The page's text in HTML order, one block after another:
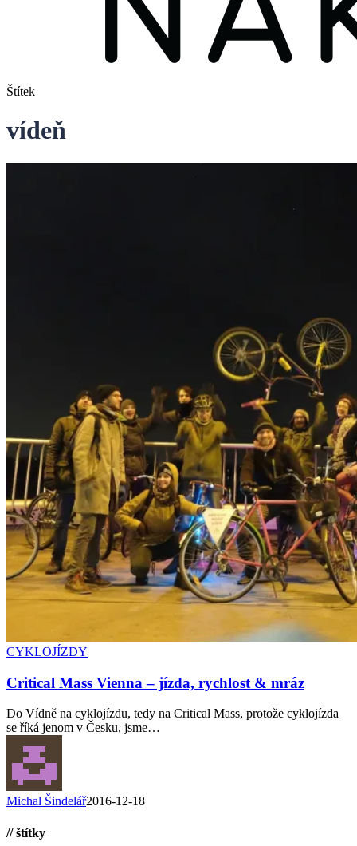
Štítek
vídeň
CYKLOJÍZDY
Critical Mass Vienna – jízda, rychlost & mráz
Do Vídně na cyklojízdu, tedy na Critical Mass, protože cyklojízda
se říká jenom v Česku, jsme…
Michal Šindelář2016-12-18
// štítky